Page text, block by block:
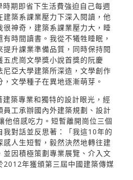
期即省下生活費強迫自己每週
築系課業壓力下深入閱讀，他
神奇，建築系課業壓力大，睡
時間讀書。我從不犧牲睡眠，
升課業準備品質，同時保持閱
虎崗文學獎小說首獎的阮慶
亞大學建築所深造，文學創作
文學種子在異地逐漸萌芽。
築專業和獨特的設計眼光，經
工承辦國內外建築規劃、設計
他倍感吃力。短暫離開崗位三個
我對話並反思著：「我這10年的
人生短暫，毅然決然地轉往建
因積極策劃專業展覽、介入文
2012年獲頒第三屆中國建築傳媒